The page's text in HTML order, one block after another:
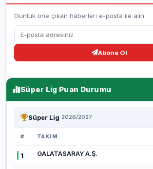
Günlük öne çıkan haberleri e-posta ile alın.
Abone Ol
Süper Lig Puan Durumu
Süper Lig 2026/2027
# TAKIM
1 GALATASARAY A.Ş.